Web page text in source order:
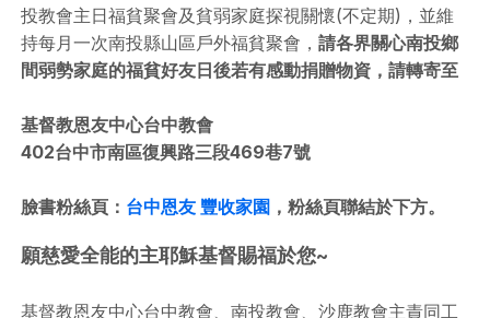
投教會主日福貧聚會及貧弱家庭探視關懷(不定期)，並維
持每月一次南投縣山區戶外福貧聚會， 請各界關心南投鄉
間弱勢家庭的福貧好友日後若有感動捐贈物資，請轉寄至
基督教恩友中心台中教會
402台中市南區復興路三段469巷7號
臉書粉絲頁： 台中恩友 豐收家園 ，粉絲頁聯結於下方。
願慈愛全能的主耶穌基督賜福於您~
基督教恩友中心台中教會、南投教會、沙鹿教會主責同工